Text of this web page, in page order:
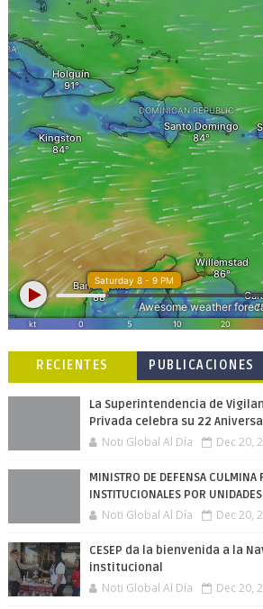
RECIENTES
PUBLICACIONES
La Superintendencia de
Privada celebra su 22
Noti Global Al Día Dec 20,
MINISTRO DE DEFENSA CULMINA
INSTITUCIONALES POR
Noti Global Al Día Dec 20,
CESEP da la bienvenida a la
institucional
Noti Global Al Día Dec 20,